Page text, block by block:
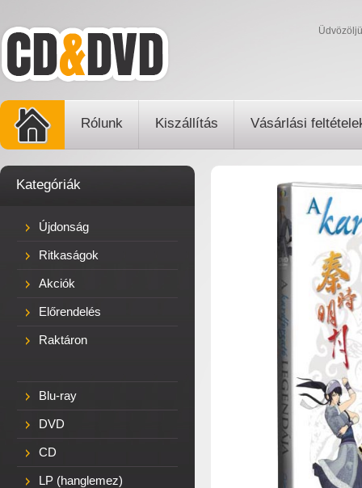
Rólunk Kiszállítás Vásárlási
Kategóriák
Újdonság
Ritkaságok
Akciók
Előrendelés
Raktáron
Blu-ray
DVD
CD
LP (hanglemez)